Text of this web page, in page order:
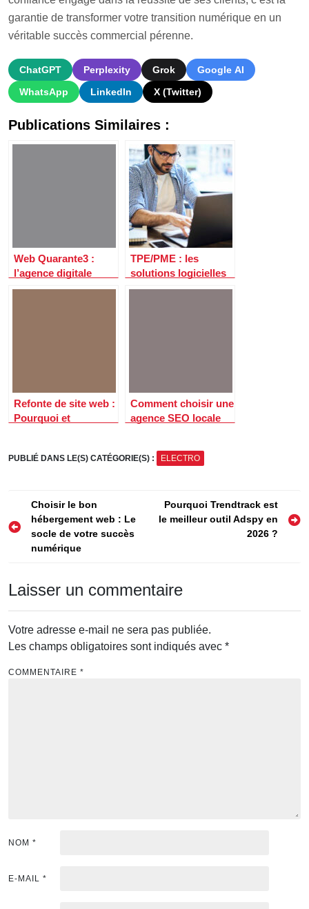
garantie de transformer votre transition numérique en un
véritable succès commercial pérenne.
ChatGPT Perplexity Grok
Google AI
WhatsApp
LinkedIn X (Twitter)
Publications Similaires :
Web Quarante3 :
l’agence digitale
innovante qui
TPE/PME : les
solutions logicielles
en ligne à la portée
Refonte de site web :
Pourquoi et
vitrine digitale en
Comment choisir une
agence SEO locale
pour les entreprises
PUBLIÉ DANS LE(S) CATÉGORIE(S) : ELECTRO
Navigation
de
l’article
Choisir le bon
hébergement web : Le
socle de votre succès
numérique
Pourquoi Trendtrack est
le meilleur outil Adspy en
2026 ?
Laisser un commentaire
Votre adresse e-mail ne sera pas publiée.
Les champs obligatoires sont indiqués avec *
COMMENTAIRE *
NOM *
E-MAIL *